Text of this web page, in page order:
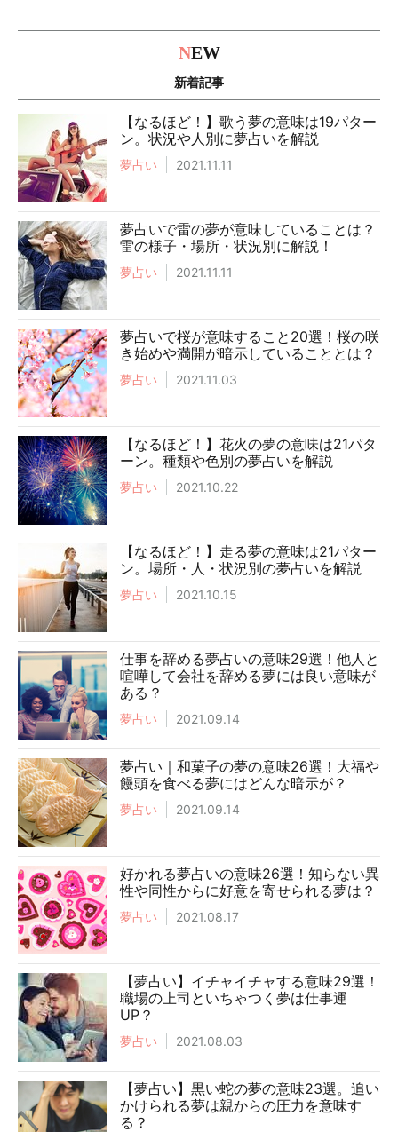
NEW
新着記事
【なるほど！】歌う夢の意味は19パター
ン。状況や人別に夢占いを解説
夢占い 2021.11.11
夢占いで雷の夢が意味していることは？
雷の様子・場所・状況別に解説！
夢占い 2021.11.11
夢占いで桜が意味すること20選！桜の咲
き始めや満開が暗示していることとは？
夢占い 2021.11.03
【なるほど！】花火の夢の意味は21パタ
ーン。種類や色別の夢占いを解説
夢占い 2021.10.22
【なるほど！】走る夢の意味は21パター
ン。場所・人・状況別の夢占いを解説
夢占い 2021.10.15
仕事を辞める夢占いの意味29選！他人と
喧嘩して会社を辞める夢には良い意味が
ある？
夢占い 2021.09.14
夢占い｜和菓子の夢の意味26選！大福や
饅頭を食べる夢にはどんな暗示が？
夢占い 2021.09.14
好かれる夢占いの意味26選！知らない異
性や同性からに好意を寄せられる夢は？
夢占い 2021.08.17
【夢占い】イチャイチャする意味29選！
職場の上司といちゃつく夢は仕事運
UP？
夢占い 2021.08.03
【夢占い】黒い蛇の夢の意味23選。追い
かけられる夢は親からの圧力を意味す
る？